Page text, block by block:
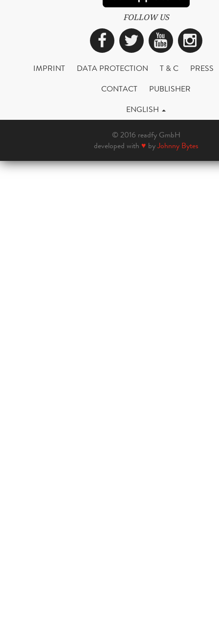
FOLLOW US
Facebook
Twitter
IMPRINT DATA PROTECTION T & C
PRESS
CONTACT
PUBLISHER
ENGLISH
© 2016 readfy GmbH
developed with ♥ byJohnny Bytes